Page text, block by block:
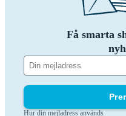
Få smarta
Hur din mejladress används